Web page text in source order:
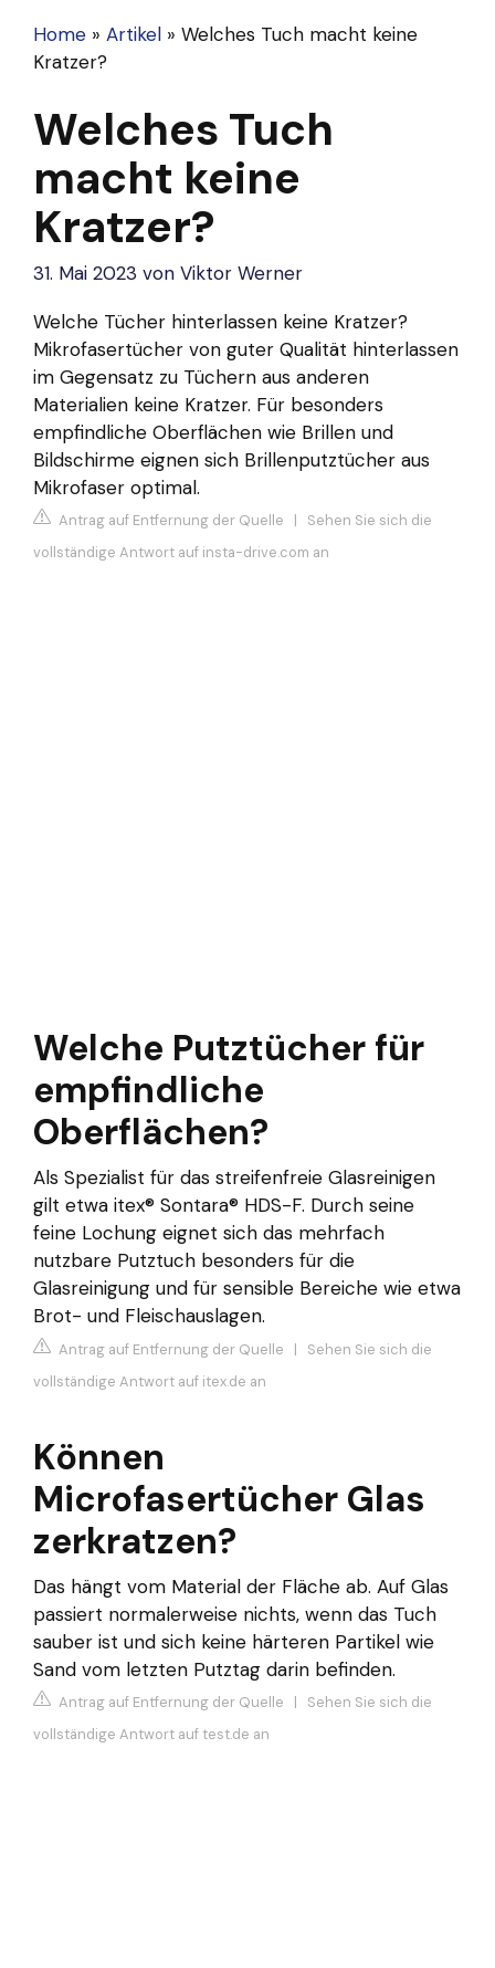
Home » Artikel » Welches Tuch macht keine
Kratzer?
Welches Tuch
macht keine
Kratzer?
31. Mai 2023 von Viktor Werner
Welche Tücher hinterlassen keine Kratzer?
Mikrofasertücher von guter Qualität hinterlassen
im Gegensatz zu Tüchern aus anderen
Materialien keine Kratzer. Für besonders
empfindliche Oberflächen wie Brillen und
Bildschirme eignen sich Brillenputztücher aus
Mikrofaser optimal.
Antrag auf Entfernung der Quelle | Sehen Sie sich die
vollständige Antwort auf insta-drive.com an
Welche Putztücher für
empfindliche
Oberflächen?
Als Spezialist für das streifenfreie Glasreinigen
gilt etwa itex® Sontara® HDS-F. Durch seine
feine Lochung eignet sich das mehrfach
nutzbare Putztuch besonders für die
Glasreinigung und für sensible Bereiche wie etwa
Brot- und Fleischauslagen.
Antrag auf Entfernung der Quelle | Sehen Sie sich die
vollständige Antwort auf itex.de an
Können
Microfasertücher Glas
zerkratzen?
Das hängt vom Material der Fläche ab. Auf Glas
passiert normalerweise nichts, wenn das Tuch
sauber ist und sich keine härteren Partikel wie
Sand vom letzten Putztag darin befinden.
Antrag auf Entfernung der Quelle | Sehen Sie sich die
vollständige Antwort auf test.de an